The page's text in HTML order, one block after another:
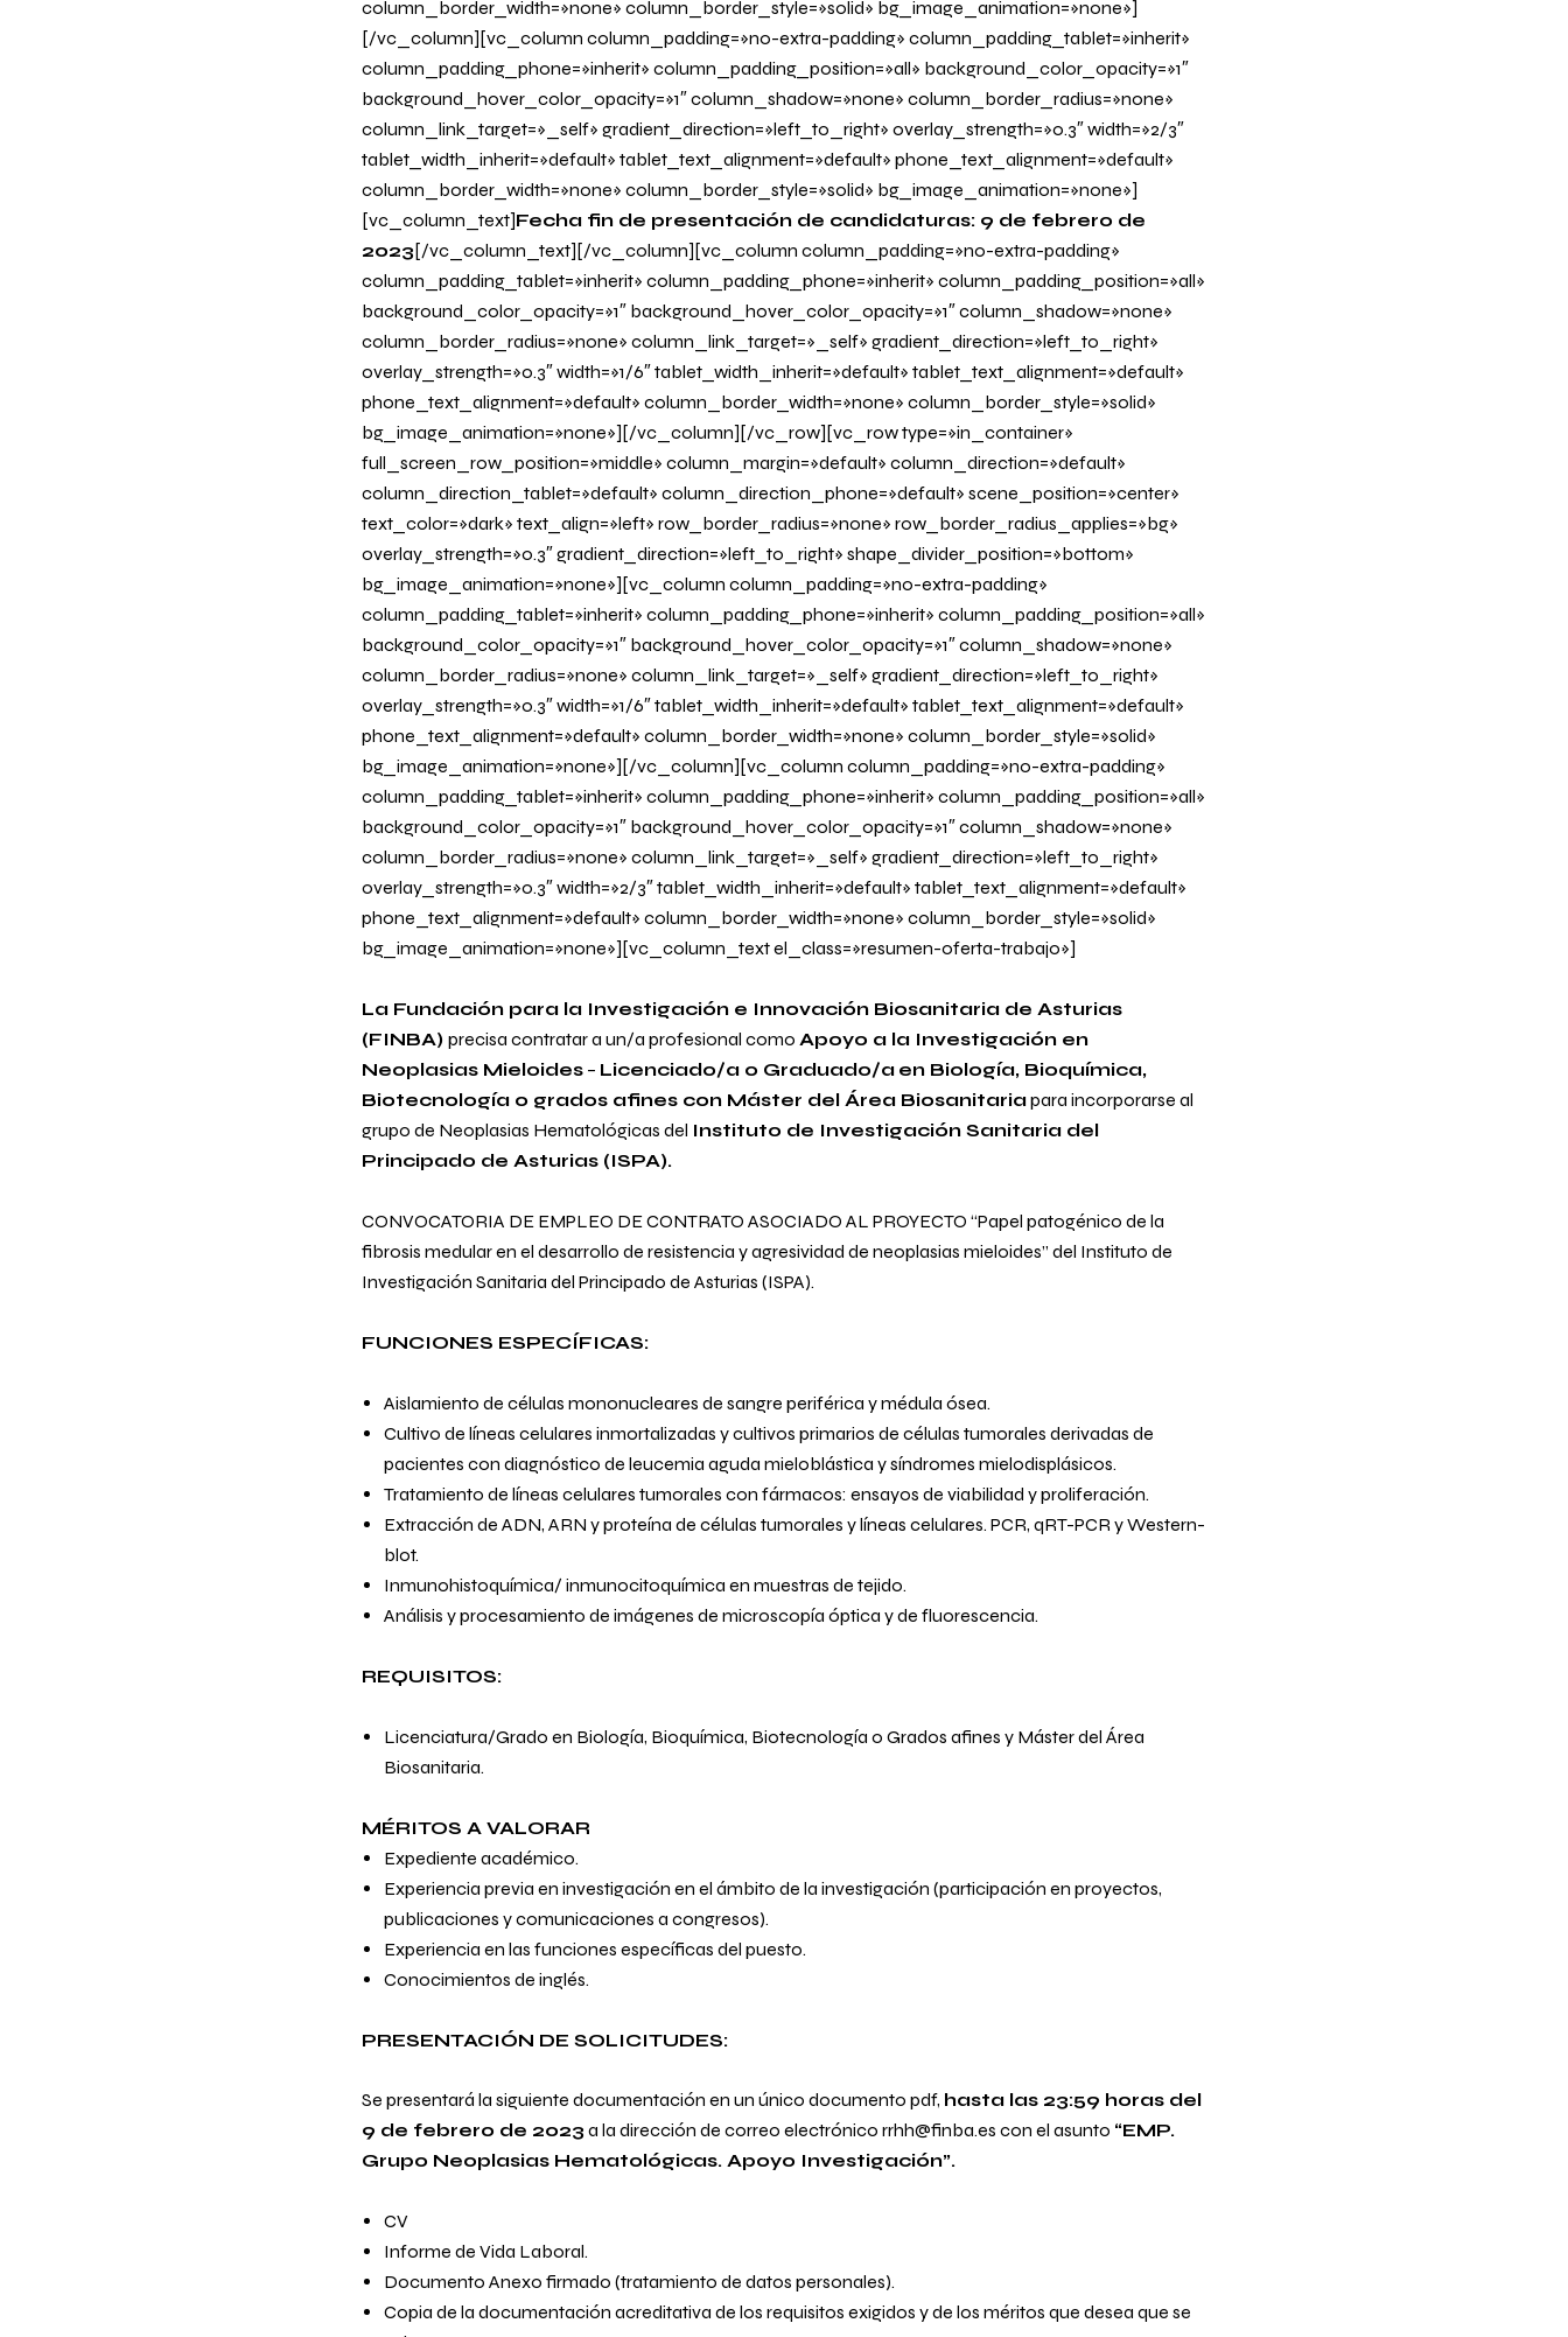
column_border_width=»none» column_border_style=»solid» bg_image_animation=»none»]
[/vc_column][vc_column column_padding=»no-extra-padding» column_padding_tablet=»inherit»
column_padding_phone=»inherit» column_padding_position=»all» background_color_opacity=»1″
background_hover_color_opacity=»1″ column_shadow=»none» column_border_radius=»none»
column_link_target=»_self» gradient_direction=»left_to_right» overlay_strength=»0.3″ width=»2/3″
tablet_width_inherit=»default» tablet_text_alignment=»default» phone_text_alignment=»default»
column_border_width=»none» column_border_style=»solid» bg_image_animation=»none»]
[vc_column_text]Fecha fin de presentación de candidaturas: 9 de febrero de
2023 [/vc_column_text][/vc_column][vc_column column_padding=»no-extra-padding»
column_padding_tablet=»inherit» column_padding_phone=»inherit» column_padding_position=»all»
background_color_opacity=»1″ background_hover_color_opacity=»1″ column_shadow=»none»
column_border_radius=»none» column_link_target=»_self» gradient_direction=»left_to_right»
overlay_strength=»0.3″ width=»1/6″ tablet_width_inherit=»default» tablet_text_alignment=»default»
phone_text_alignment=»default» column_border_width=»none» column_border_style=»solid»
bg_image_animation=»none»][/vc_column][/vc_row][vc_row type=»in_container»
full_screen_row_position=»middle» column_margin=»default» column_direction=»default»
column_direction_tablet=»default» column_direction_phone=»default» scene_position=»center»
text_color=»dark» text_align=»left» row_border_radius=»none» row_border_radius_applies=»bg»
overlay_strength=»0.3″ gradient_direction=»left_to_right» shape_divider_position=»bottom»
bg_image_animation=»none»][vc_column column_padding=»no-extra-padding»
column_padding_tablet=»inherit» column_padding_phone=»inherit» column_padding_position=»all»
background_color_opacity=»1″ background_hover_color_opacity=»1″ column_shadow=»none»
column_border_radius=»none» column_link_target=»_self» gradient_direction=»left_to_right»
overlay_strength=»0.3″ width=»1/6″ tablet_width_inherit=»default» tablet_text_alignment=»default»
phone_text_alignment=»default» column_border_width=»none» column_border_style=»solid»
bg_image_animation=»none»][/vc_column][vc_column column_padding=»no-extra-padding»
column_padding_tablet=»inherit» column_padding_phone=»inherit» column_padding_position=»all»
background_color_opacity=»1″ background_hover_color_opacity=»1″ column_shadow=»none»
column_border_radius=»none» column_link_target=»_self» gradient_direction=»left_to_right»
overlay_strength=»0.3″ width=»2/3″ tablet_width_inherit=»default» tablet_text_alignment=»default»
phone_text_alignment=»default» column_border_width=»none» column_border_style=»solid»
bg_image_animation=»none»][vc_column_text el_class=»resumen-oferta-trabajo»]
La Fundación para la Investigación e Innovación Biosanitaria de Asturias
(FINBA) precisa contratar a un/a profesional como Apoyo a la Investigación en
Neoplasias Mieloides– Licenciado/a o Graduado/a en Biología, Bioquímica,
Biotecnología o grados afines con Máster del Área Biosanitariapara incorporarse al
grupo de Neoplasias Hematológicas del Instituto de Investigación Sanitaria del
Principado de Asturias (ISPA).
CONVOCATORIA DE EMPLEO DE CONTRATO ASOCIADO AL PROYECTO “Papel patogénico de la
fibrosis medular en el desarrollo de resistencia y agresividad de neoplasias mieloides” del Instituto de
Investigación Sanitaria del Principado de Asturias (ISPA).
FUNCIONES ESPECÍFICAS:
Aislamiento de células mononucleares de sangre periférica y médula ósea.
Cultivo de líneas celulares inmortalizadas y cultivos primarios de células tumorales derivadas de
pacientes con diagnóstico de leucemia aguda mieloblástica y síndromes mielodisplásicos.
Tratamiento de líneas celulares tumorales con fármacos: ensayos de viabilidad y proliferación.
Extracción de ADN, ARN y proteína de células tumorales y líneas celulares. PCR, qRT-PCR y Western-
blot.
Inmunohistoquímica/ inmunocitoquímica en muestras de tejido.
Análisis y procesamiento de imágenes de microscopía óptica y de fluorescencia.
REQUISITOS:
Licenciatura/Grado en Biología, Bioquímica, Biotecnología o Grados afines y Máster del Área
Biosanitaria.
MÉRITOS A VALORAR
Expediente académico.
Experiencia previa en investigación en el ámbito de la investigación (participación en proyectos,
publicaciones y comunicaciones a congresos).
Experiencia en las funciones específicas del puesto.
Conocimientos de inglés.
PRESENTACIÓN DE SOLICITUDES:
Se presentará la siguiente documentación en un único documento pdf, hasta las 23:59 horas del
9 de febrero de 2023 a la dirección de correo electrónico rrhh@finba.es con el asunto “EMP.
Grupo Neoplasias Hematológicas. Apoyo Investigación”.
CV
Informe de Vida Laboral.
Documento Anexo firmado (tratamiento de datos personales).
Copia de la documentación acreditativa de los requisitos exigidos y de los méritos que desea que se